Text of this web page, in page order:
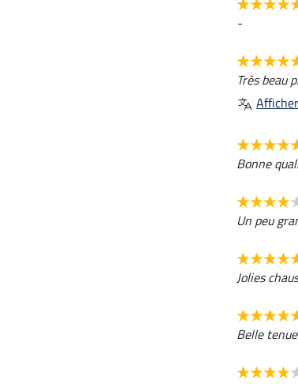
-
Très beau
Bonne
Un peu
Jolies
Belle